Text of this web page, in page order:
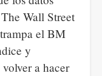
Wall Street
el BM
y
a hacer